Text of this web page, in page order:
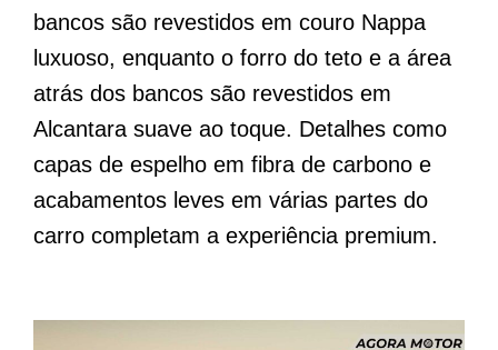
bancos são revestidos em couro Nappa
luxuoso, enquanto o forro do teto e a área
atrás dos bancos são revestidos em
Alcantara suave ao toque. Detalhes como
capas de espelho em fibra de carbono e
acabamentos leves em várias partes do
carro completam a experiência premium.